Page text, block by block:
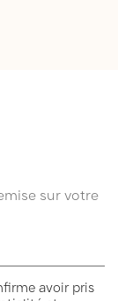
sur votre
avoir pris